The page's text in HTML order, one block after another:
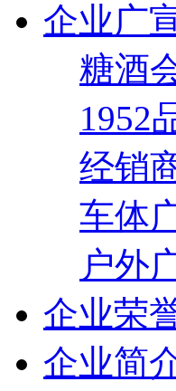
企业广
糖酒
1952
经销
车体
户外
企业荣
企业简